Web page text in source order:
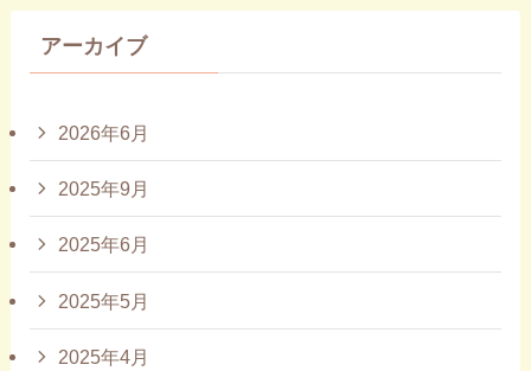
アーカイブ
2026年6月
2025年9月
2025年6月
2025年5月
2025年4月